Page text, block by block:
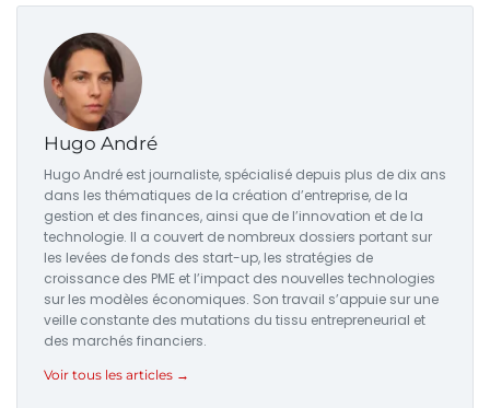
Hugo André
Hugo André est journaliste, spécialisé depuis plus de dix ans
dans les thématiques de la création d’entreprise, de la
gestion et des finances, ainsi que de l’innovation et de la
technologie. Il a couvert de nombreux dossiers portant sur
les levées de fonds des start-up, les stratégies de
croissance des PME et l’impact des nouvelles technologies
sur les modèles économiques. Son travail s’appuie sur une
veille constante des mutations du tissu entrepreneurial et
des marchés financiers.
Voir tous les articles →